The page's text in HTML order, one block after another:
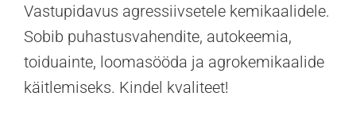
Vastupidavus agressiivsetele kemikaalidele.
Sobib puhastusvahendite, autokeemia,
toiduainte, loomasööda ja agrokemikaalide
käitlemiseks. Kindel kvaliteet!